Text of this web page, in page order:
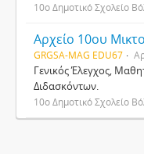
10ο Δημοτικό Σχολείο
GRGSA-MAG EDU67
Γενικός Έλεγχος,
Διδασκόντων.
10ο Δημοτικό Σχολείο